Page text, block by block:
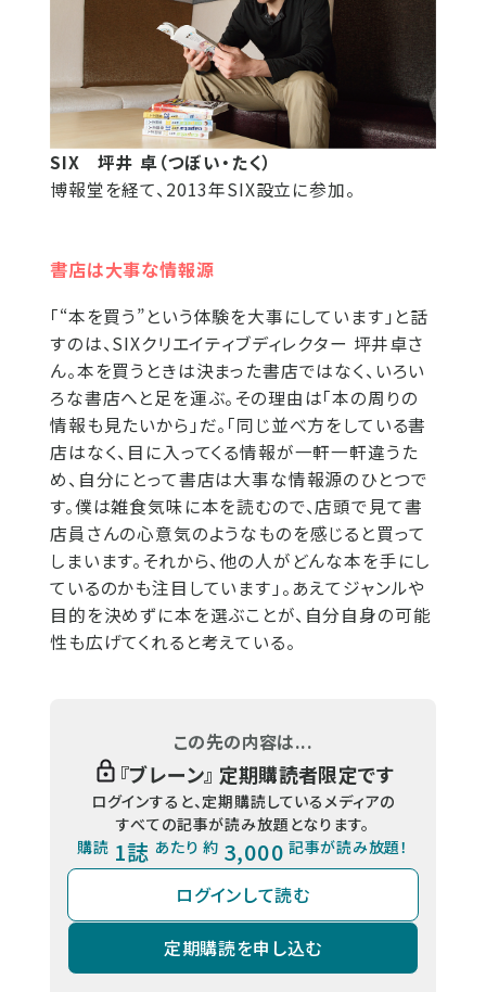
SIX 坪井 卓（つぼい・たく）
博報堂を経て、2013年SIX設立に参加。
書店は大事な情報源
「“本を買う”という体験を大事にしています」と話
すのは、SIXクリエイティブディレクター 坪井卓さ
ん。本を買うときは決まった書店ではなく、いろい
ろな書店へと足を運ぶ。その理由は「本の周りの
情報も見たいから」だ。「同じ並べ方をしている書
店はなく、目に入ってくる情報が一軒一軒違うた
め、自分にとって書店は大事な情報源のひとつで
す。僕は雑食気味に本を読むので、店頭で見て書
店員さんの心意気のようなものを感じると買って
しまいます。それから、他の人がどんな本を手にし
ているのかも注目しています」。あえてジャンルや
目的を決めずに本を選ぶことが、自分自身の可能
性も広げてくれると考えている。
この先の内容は...
『ブレーン』 定期購読者限定です
ログインすると、定期購読しているメディアの
すべての記事が読み放題となります。
購読 1誌 あたり 約 3,000 記事が読み放題！
ログインして読む
定期購読を申し込む